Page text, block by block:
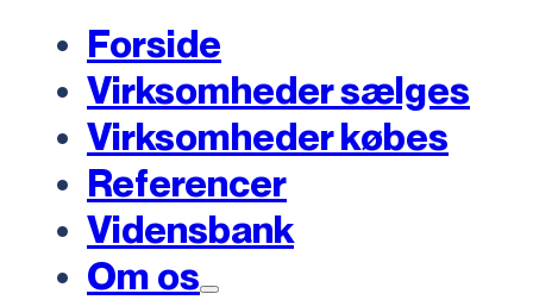
Forside
Virksomheder sælges
Virksomheder købes
Referencer
Vidensbank
Om os